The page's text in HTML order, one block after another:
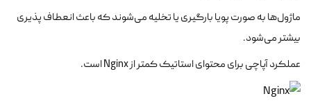
ماژول‌ها به صورت پویا بارگیری یا تخلیه می‌شوند که باعث انعطاف پذیری
بیشتر می‌شود.
عملکرد آپاچی برای محتوای استاتیک کمتر از Nginx است.